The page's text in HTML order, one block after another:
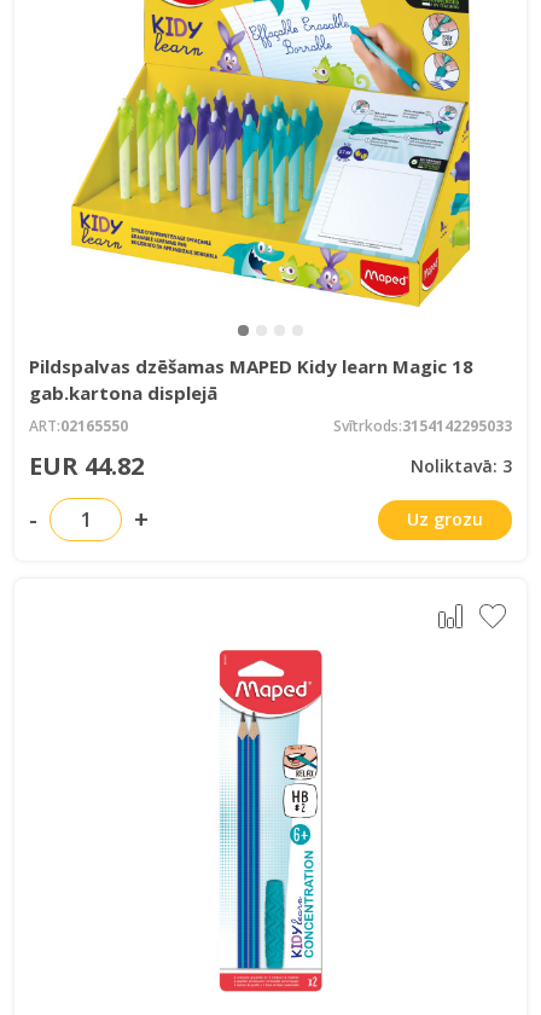
Pildspalvas dzēšamas MAPED Kidy learn Magic 18
gab.kartona displejā
ART:02165550 Svītrkods:3154142295033
EUR 44.82 Noliktavā: 3
- + Uz grozu